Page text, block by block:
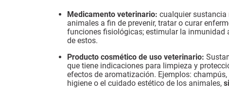
Medicamento veterinario: cualquier sustancia
animales a fin de prevenir, tratar o curar
funciones fisiológicas; estimular la
de estos.
Producto cosmético de uso veterinario:
que tiene indicaciones para limpieza y
efectos de aromatización. Ejemplos:
higiene o el cuidado estético de los animales,